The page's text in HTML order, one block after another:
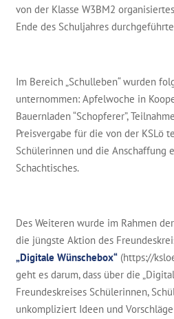
von der Klasse W3BM2
Ende des Schuljahres durchgeführte
Im Bereich „Schulleben“ wurden
unternommen: Apfelwoche in
Bauernladen “Schopferer”,
Preisvergabe für die von der KSLö
Schülerinnen und die Anschaffung
Schachtisches.
Des Weiteren wurde im Rahmen
die jüngste Aktion des
„Digitale Wünschebox“(https://
geht es darum, dass über die
Freundeskreises Schülerinnen,
unkompliziert Ideen und